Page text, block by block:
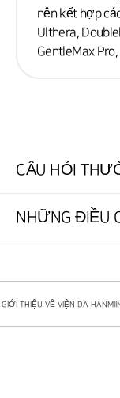
nên kết hợp
Ulthera,
GentleMax
CÂU HỎI
NHỮNG ĐIỀU
GIỚI THIỆU VỀ VIỆN DA HANMIIN